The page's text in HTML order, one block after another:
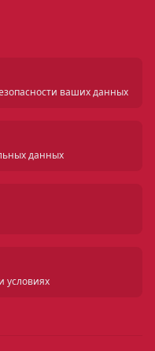
ваших данных
данных
условиях